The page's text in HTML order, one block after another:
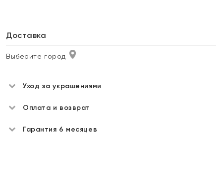
Доставка
Выберите город
Уход за украшениями
Оплата и возврат
Гарантия 6 месяцев